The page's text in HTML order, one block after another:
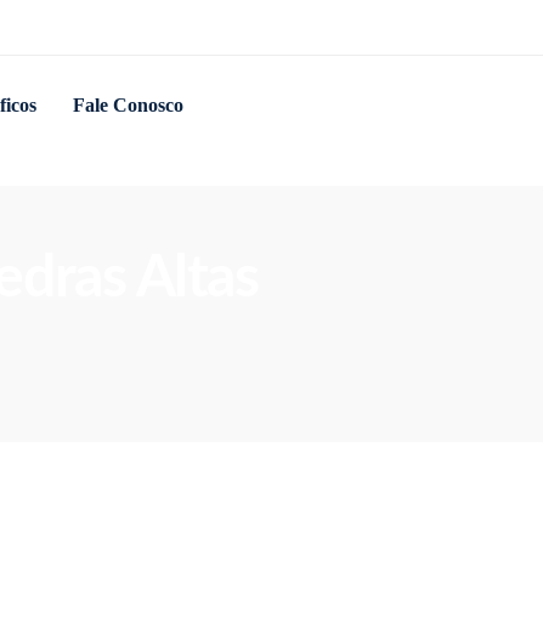
Fale Conosco